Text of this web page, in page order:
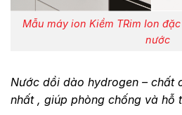
Mẫu máy ion Kiềm TRim Ion
nước
Nước dồi dào hydrogen – chất
nhất , giúp phòng chống và hỗ